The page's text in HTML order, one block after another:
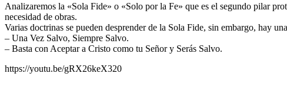
Analizaremos la «Sola Fide» o «Solo por la Fe» que es el segundo pilar
necesidad de obras.
Varias doctrinas se pueden desprender de la Sola Fide, sin embargo, hay
– Una Vez Salvo, Siempre Salvo.
– Basta con Aceptar a Cristo como tu Señor y Serás Salvo.
https://youtu.be/gRX26keX320